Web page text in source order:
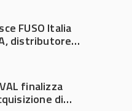
FUSO Italia
distributore
finalizza
di